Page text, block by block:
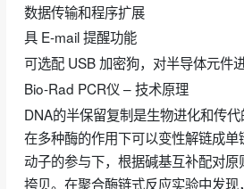
数据传输和程序扩展
具 E-mail 提醒功能
可选配 USB 加密狗，对半导体元件
Bio-Rad PCR仪 – 技术原理
DNA的半保留复制是生物进化和传
在多种酶的作用下可以变性解链成
动子的参与下，根据碱基互补配对
挎贝。在聚合酶链式反应实验中发